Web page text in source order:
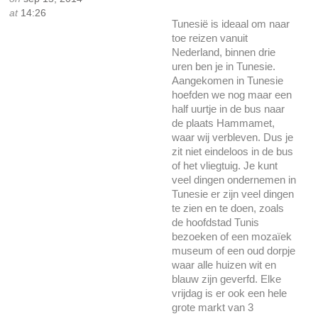
at 14:26
Tunesië is ideaal om naar
toe reizen vanuit
Nederland, binnen drie
uren ben je in Tunesie.
Aangekomen in Tunesie
hoefden we nog maar een
half uurtje in de bus naar
de plaats Hammamet,
waar wij verbleven. Dus je
zit niet eindeloos in de bus
of het vliegtuig. Je kunt
veel dingen ondernemen in
Tunesie er zijn veel dingen
te zien en te doen, zoals
de hoofdstad Tunis
bezoeken of een mozaïek
museum of een oud dorpje
waar alle huizen wit en
blauw zijn geverfd. Elke
vrijdag is er ook een hele
grote markt van 3